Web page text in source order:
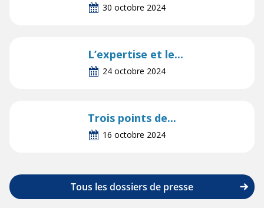
30 octobre 2024
L’expertise et le...
24 octobre 2024
Trois points de...
16 octobre 2024
Tous les dossiers de presse